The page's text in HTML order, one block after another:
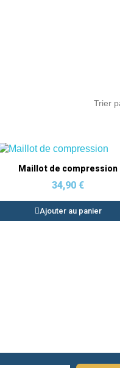
Trier
Aperçu rapide
Maillot de compression
34,90 €
Ajouter au panier